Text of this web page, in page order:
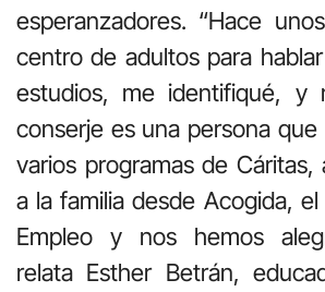
esperanzadores. “Hace
centro de adultos para
estudios, me identifiqué, y
conserje es una persona
varios programas de Cáritas,
a la familia desde Acogida,
Empleo y nos hemos
relata Esther Betrán,